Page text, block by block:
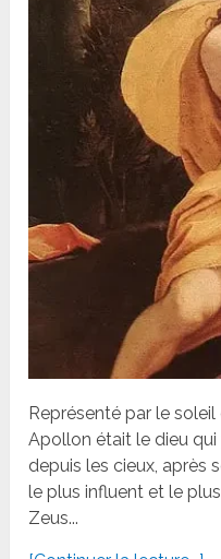
Représenté par le
Apollon était le dieu
depuis les cieux, après
le plus influent et le
Zeus...